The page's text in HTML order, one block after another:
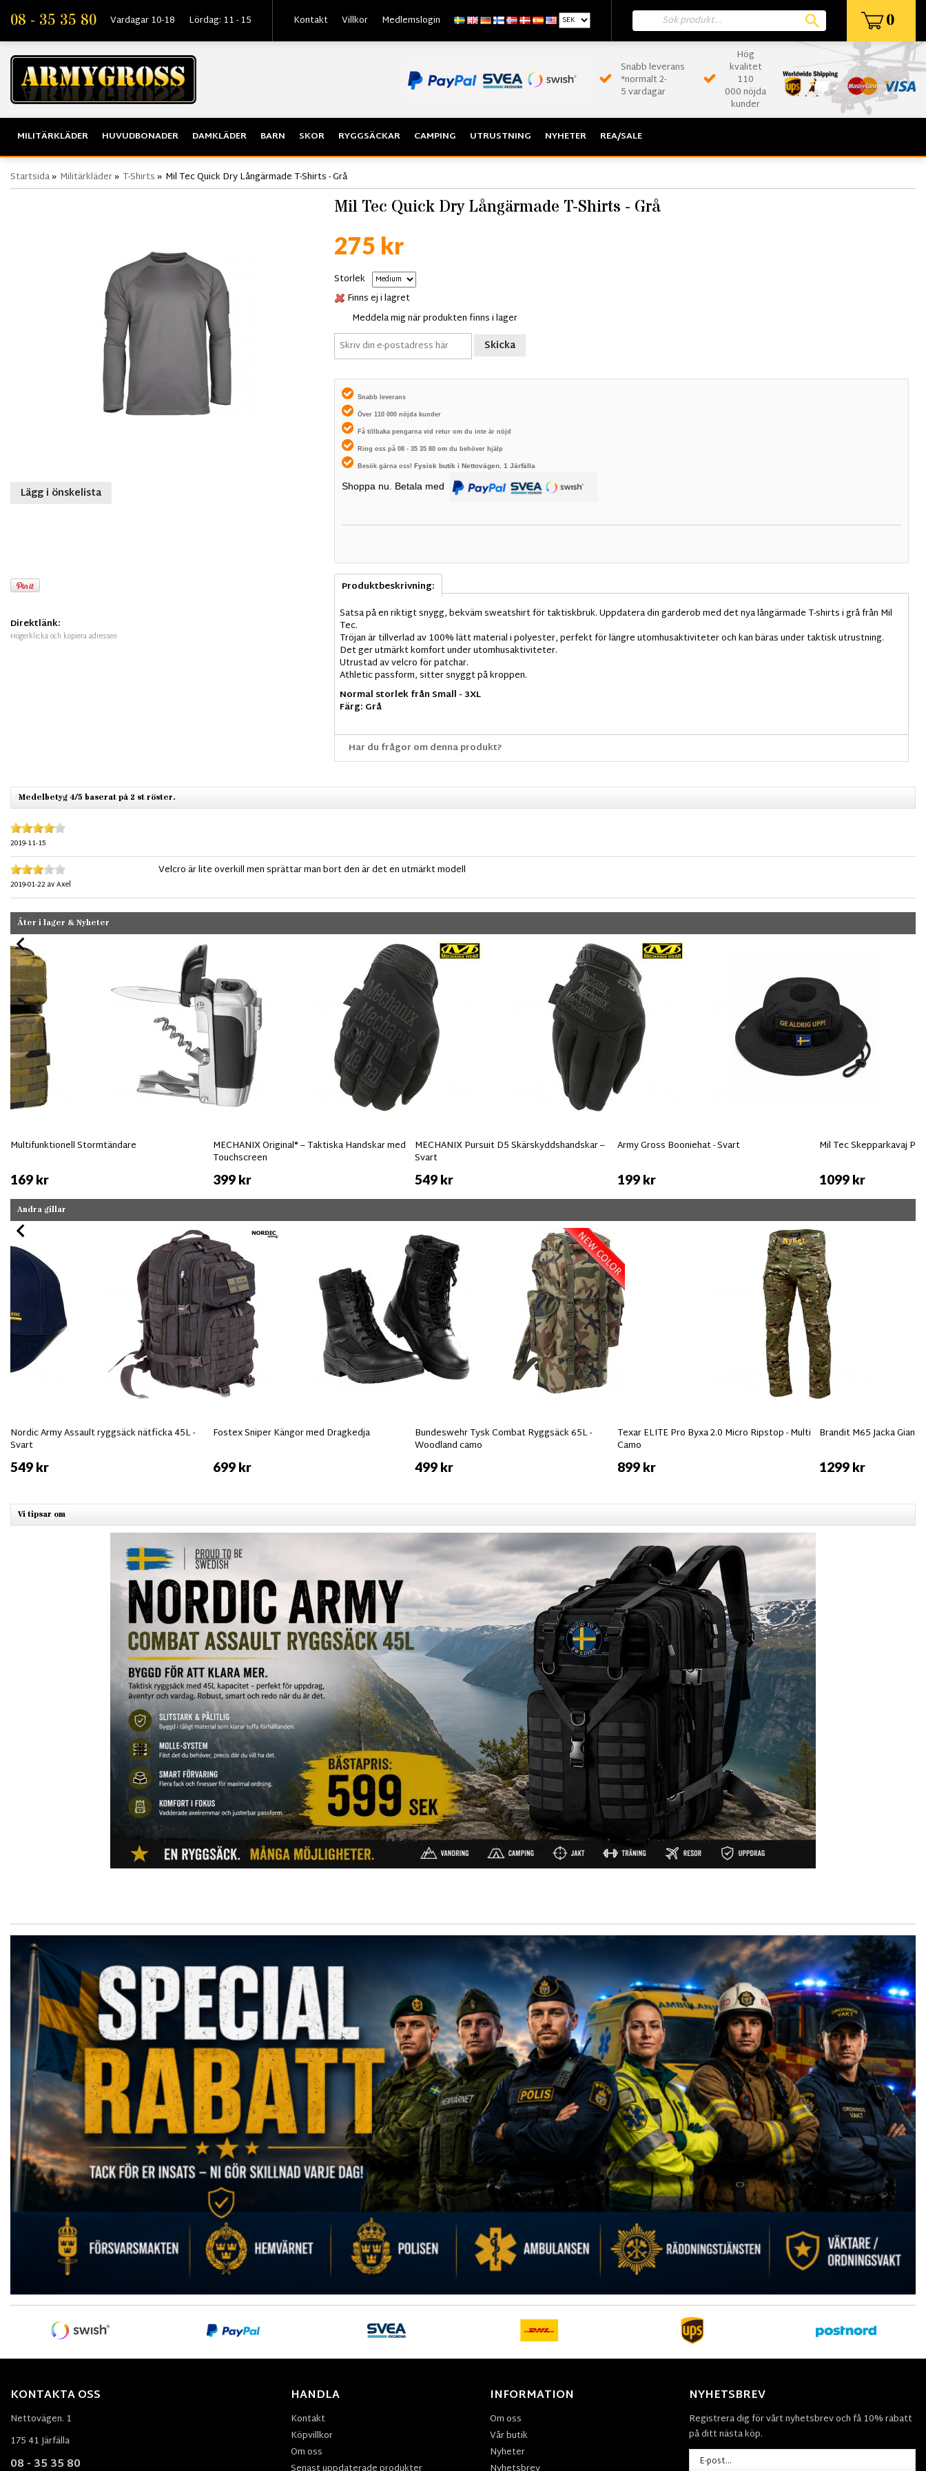
08 - 35 35 80 Vardagar 10-18 Lördag: 11 - 15 Kontakt Villkor Medlemslogin 0
Snabb leverans
*normalt 2-
5 vardagar
Hög
kvalitet
110
000 nöjda
kunder
MILITÄRKLÄDER
HUVUDBONADER DAMKLÄDER BARN SKOR RYGGSÄCKAR CAMPING UTRUSTNING NYHETER REA/SALE
Startsida» Militärkläder» T-Shirts» Mil Tec Quick Dry Långärmade T-Shirts - Grå
Lägg i önskelista
Direktlänk:
Högerklicka och kopiera adressen
Mil Tec Quick Dry Långärmade T-Shirts - Grå
275 kr
Storlek
Finns ej i lagret
Meddela mig när produkten finns i lager
Skicka
Snabb leverans
Över 110 000 nöjda kunder
Få tillbaka pengarna vid retur om du inte är nöjd
Ring oss på 08 - 35 35 80 om du behöver hjälp
Besök gärna oss! Fysisk butik i Nettovägen. 1 Järfälla
Shoppa nu. Betala med
Produktbeskrivning:
Satsa på en riktigt snygg, bekväm sweatshirt för taktiskbruk. Uppdatera din garderob med det nya långärmade T-shirts i grå från Mil
Tec.
Tröjan är tillverlad av 100% lätt material i polyester, perfekt för längre utomhusaktiviteter och kan bäras under taktisk utrustning.
Det ger utmärkt komfort under utomhusaktiviteter.
Utrustad av velcro för patchar.
Athletic passform, sitter snyggt på kroppen.
Normal storlek från Small - 3XL
Färg: Grå
Har du frågor om denna produkt?
Medelbetyg 4/5 baserat på 2 st röster.
2019-11-15
2019-01-22avAxel
Velcro är lite overkill men sprättar man bort den är det en utmärkt modell
Åter i lager & Nyheter
Multifunktionell Stormtändare
169 kr
MECHANIX Original® – Taktiska Handskar med
Touchscreen
399 kr
MECHANIX Pursuit D5 Skärskyddshandskar –
Svart
549 kr
Army Gross Booniehat - Svart
199 kr
Mil Tec Skepparkavaj
1099 kr
Andra gillar
Nordic Army Assault ryggsäck nätficka 45L -
Svart
549 kr
Fostex Sniper Kängor med Dragkedja
699 kr
Bundeswehr Tysk Combat Ryggsäck 65L -
Woodland camo
499 kr
Nyhet
Texar ELITE Pro Byxa 2.0 Micro Ripstop - Multi
Camo
899 kr
Brandit M65 Jacka Giant
1299 kr
Vi tipsar om
KONTAKTA OSS
Nettovägen. 1
175 41 Järfälla
08 - 35 35 80
HANDLA
Kontakt
Köpvillkor
Om oss
INFORMATION
Om oss
Vår butik
Nyheter
NYHETSBREV
Registrera dig för vårt nyhetsbrev och få 10% rabatt
på ditt nästa köp.